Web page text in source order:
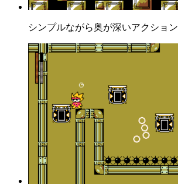
シンプルながら奥が深いアクション